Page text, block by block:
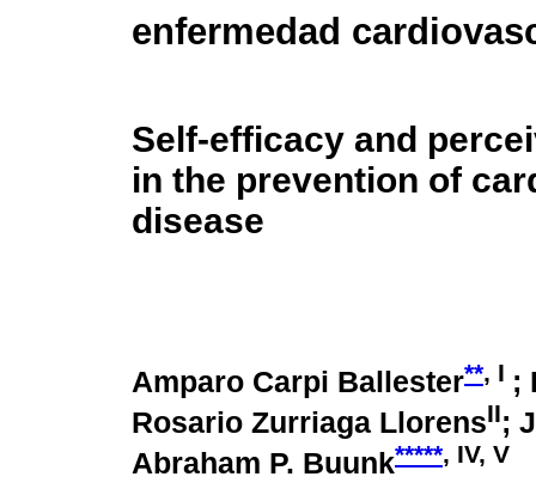
enfermedad
Self-efficacy and
in the prevention of
disease
Amparo Carpi Ballester**, I ;
Rosario Zurriaga LlorensII;
Abraham P. Buunk*****, IV, V